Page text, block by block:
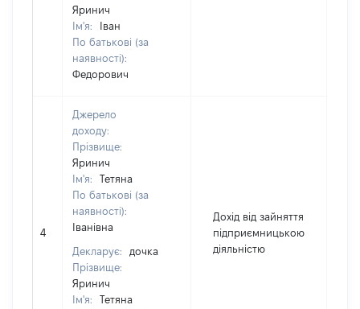
Яринич
Ім'я:
Іван
По батькові (за
наявності):
Федорович
4
Джерело
доходу:
Прізвище:
Яринич
Ім'я:
Тетяна
По батькові (за
наявності):
Іванівна
Декларує:
дочка
Прізвище:
Яринич
Ім'я:
Тетяна
Дохід від зайняття
підприємницькою
діяльністю